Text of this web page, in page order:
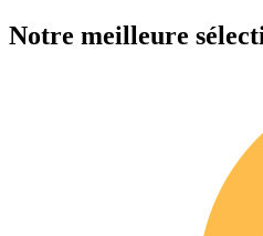
Notre meilleure